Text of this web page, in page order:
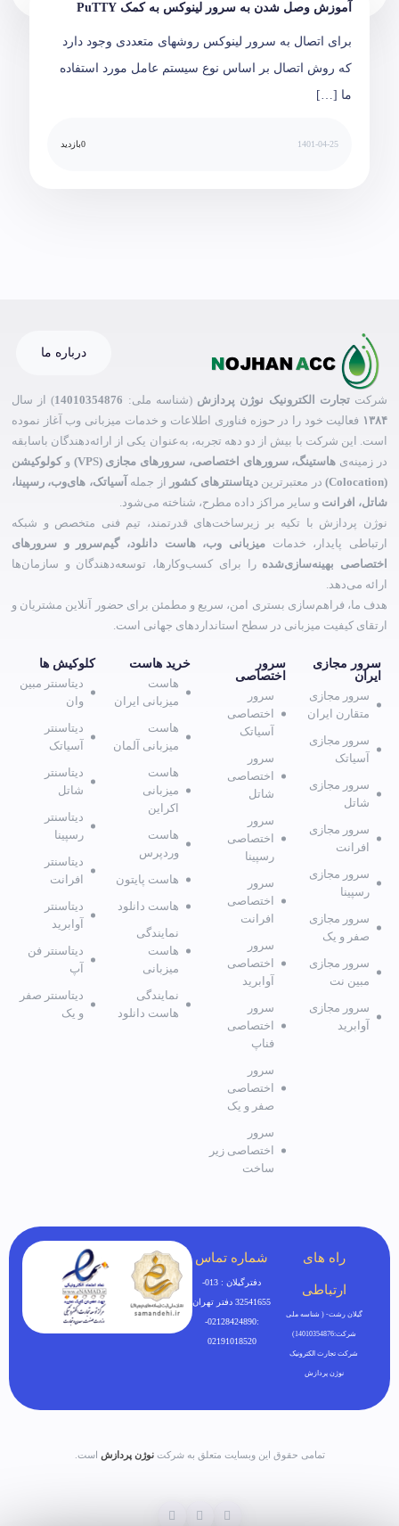
آموزش وصل شدن به سرور لینوکس به کمک PuTTY
برای اتصال به سرور لینوکس روشهای متعددی وجود دارد
که روش اتصال بر اساس نوع سیستم عامل مورد استفاده
ما […]
1401-04-25
0بازدید
درباره ما
شرکتتجارت الکترونیک نوژن پردازش (شناسه ملی: 14010354876) از سال
۱۳۸۴ فعالیت خود را در حوزه فناوری اطلاعات و خدمات میزبانی وب آغاز نموده
است. این شرکت با بیش از دو دهه تجربه، به‌عنوان یکی از ارائه‌دهندگان باسابقه
در زمینه‌ی هاستینگ، سرورهای اختصاصی، سرورهای مجازی (VPS) وکولوکیشن
(Colocation)
در معتبرتریندیتاسنترهای کشور از جمله آسیاتک، های‌وب، رسپینا،
شاتل، افرانت و سایر مراکز داده مطرح، شناخته می‌شود.
نوژن پردازش با تکیه بر زیرساخت‌های قدرتمند، تیم فنی متخصص و شبکه
ارتباطی پایدار، خدمات میزبانی وب، هاست دانلود، گیم‌سرور و سرورهای
اختصاصی بهینه‌سازی‌شده را برای کسب‌وکارها، توسعه‌دهندگان و سازمان‌ها
ارائه می‌دهد.
هدف ما، فراهم‌سازی بستری امن، سریع و مطمئن برای حضور آنلاین مشتریان و
ارتقای کیفیت میزبانی در سطح استانداردهای جهانی است.
سرور مجازی
ایران
سرور مجازی
متقارن ایران
سرور مجازی
آسیاتک
سرور مجازی
شاتل
سرور مجازی
افرانت
سرور مجازی
رسپینا
سرور مجازی
صفر و یک
سرور مجازی
مبین نت
سرور مجازی
آوابرید
سرور
اختصاصی
سرور
اختصاصی
آسیاتک
سرور
اختصاصی
شاتل
سرور
اختصاصی
رسپینا
سرور
اختصاصی
افرانت
سرور
اختصاصی
آوابرید
سرور
اختصاصی
فناپ
سرور
اختصاصی
صفر و یک
سرور
اختصاصی زیر
ساخت
خرید هاست
هاست
میزبانی ایران
هاست
میزبانی آلمان
هاست
میزبانی
اکراین
هاست
وردپرس
هاست پایتون
هاست دانلود
نمایندگی
هاست
میزبانی
نمایندگی
هاست دانلود
کلوکیش ها
دیتاسنتر مبین
وان
دیتاسنتر
آسیاتک
دیتاسنتر
شاتل
دیتاسنتر
رسپینا
دیتاسنتر
افرانت
دیتاسنتر
آوابرید
دیتاسنتر فن
آپ
دیتاسنتر صفر
و یک
راه های
ارتباطی
گیلان رشت- ( شناسه ملی
شرکت:14010354876)
شرکت تجارت الکترونیک
نوژن پردازش
شماره تماس
دفترگیلان : 013-
32541655 دفتر تهران
:02128424890-
02191018520
تمامی حقوق این وبسایت متعلق به شرکتنوژن پردازش است.